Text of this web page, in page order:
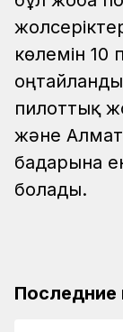
көлемін 10
пилоттық
және
бағдарына
болады.
Последние